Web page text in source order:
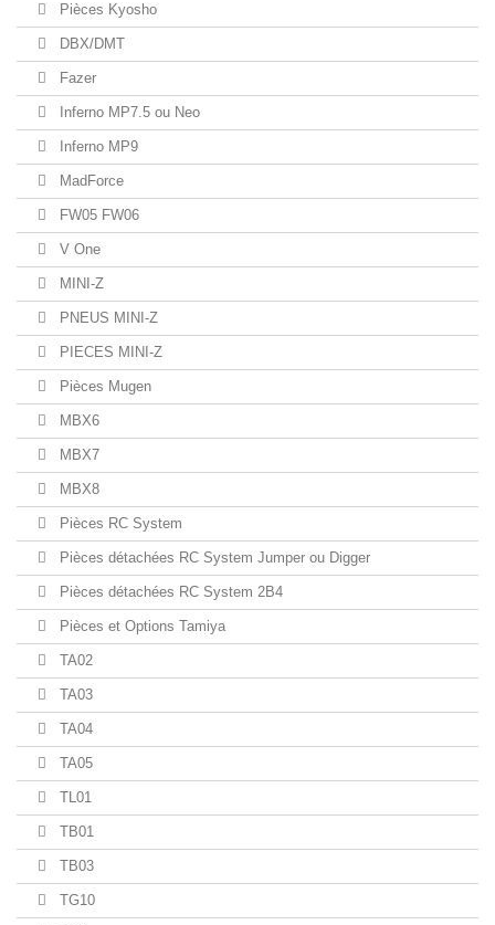
Pièces Kyosho
DBX/DMT
Fazer
Inferno MP7.5 ou Neo
Inferno MP9
MadForce
FW05 FW06
V One
MINI-Z
PNEUS MINI-Z
PIECES MINI-Z
Pièces Mugen
MBX6
MBX7
MBX8
Pièces RC System
Pièces détachées RC System Jumper ou Digger
Pièces détachées RC System 2B4
Pièces et Options Tamiya
TA02
TA03
TA04
TA05
TL01
TB01
TB03
TG10